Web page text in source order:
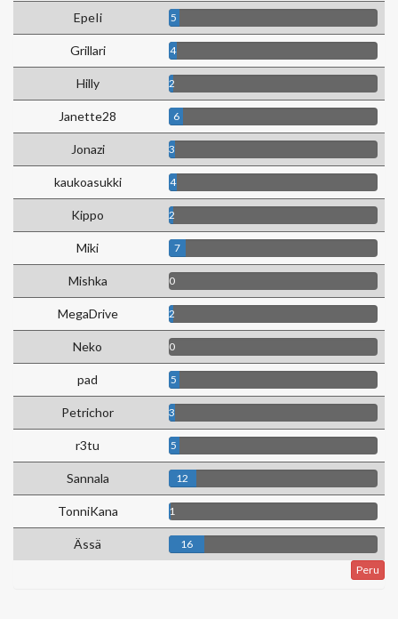
EpeIi 5
Grillari 4
Hilly 2
Janette28 6
Jonazi 3
kaukoasukki 4
Kippo 2
Miki 7
Mishka 0
MegaDrive 2
Neko 0
pad 5
Petrichor 3
r3tu 5
Sannala 12
TonniKana 1
Ässä
16
Peru